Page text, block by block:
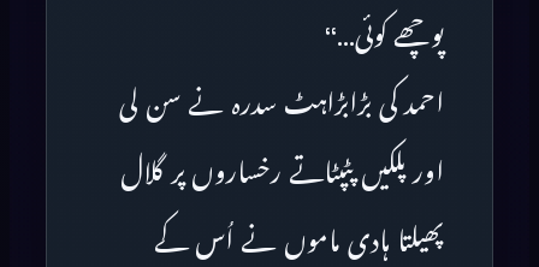
پوچھے کوئی…‘‘
احمد کی بڑابڑاہٹ سدرہ نے سن لی
اور پلکیں پٹپٹاتے رخساروں پر گلال
پھیلتا ہادی ماموں نے اُس کے